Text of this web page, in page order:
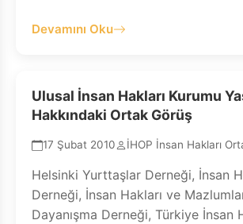
Devamını Oku
Ulusal İnsan Hakları Kurumu
Hakkındaki Ortak Görüş
17 Şubat 2010 İHOP İnsan Hakları
Helsinki Yurttaşlar Derneği, İnsan
Derneği, İnsan Hakları ve
Dayanışma Derneği, Türkiye İnsan